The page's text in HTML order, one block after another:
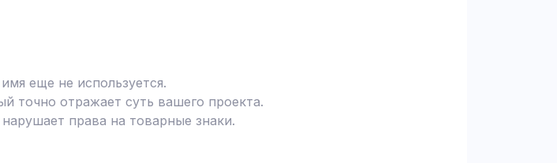
еще не используется.
точно отражает суть вашего проекта.
права на товарные знаки.